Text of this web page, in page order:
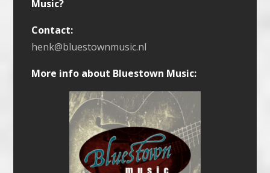
Music?
Contact:
henk@bluestownmusic.nl
More info about Bluestown Music: